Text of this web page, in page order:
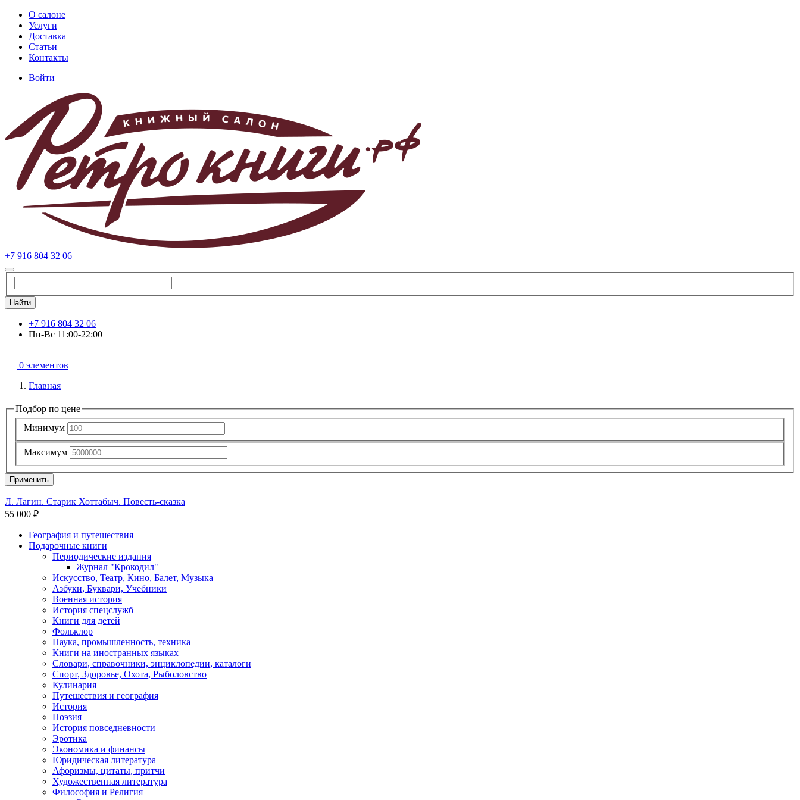
Перейти
основному
содержанию
Основная
навигация
О салоне
Услуги
Доставка
Статьи
Контакты
учётной
записи
пользователя
Войти
+7 916 804 32 06
Найти
+7 916 804 32 06
Пн-Вс 11:00-22:00
0 элементов
Главная
Подбор по цене
Минимум
Максимум
Применить
Л. Лагин. Старик Хоттабыч. Повесть-сказка
55 000 ₽
Разделы
каталога
География и путешествия
Подарочные книги
Периодические издания
Журнал "Крокодил"
Искусство, Театр, Кино, Балет, Музыка
Азбуки, Буквари, Учебники
Военная история
История спецслужб
Книги для детей
Фольклор
Наука, промышленность, техника
Книги на иностранных языках
Словари, справочники, энциклопедии, каталоги
Спорт, Здоровье, Охота, Рыболовство
Кулинария
Путешествия и география
История
Поэзия
История повседневности
Эротика
Экономика и финансы
Юридическая литература
Афоризмы, цитаты, притчи
Художественная литература
Философия и Религия